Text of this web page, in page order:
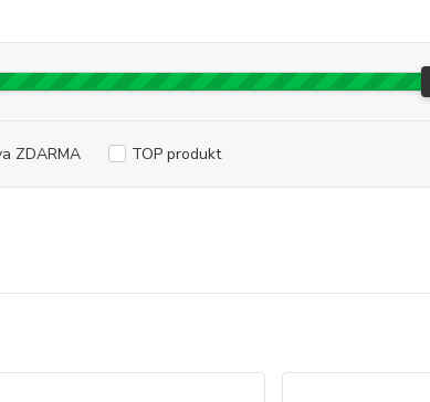
ZDARMA TOP produkt